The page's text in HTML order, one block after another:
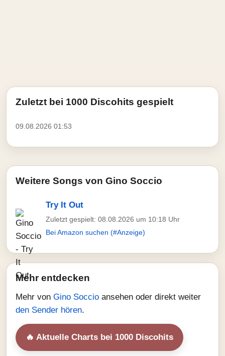
Zuletzt bei 1000 Discohits gespielt
09.08.2026 01:53
Weitere Songs von Gino Soccio
Try It Out
Zuletzt gespielt: 08.08.2026 um 10:18 Uhr
Bei Amazon suchen (#Anzeige)
Mehr entdecken
Mehr von Gino Soccio ansehen oder direkt weiter
den Sender hören.
🔥 Aktuelle Charts bei 1000 Discohits